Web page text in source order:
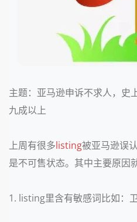
主题：亚马逊申诉不求人，史
九成以上
上周有很多listing被亚马逊误
是不可售状态。其中主要原因就
1. listing里含有敏感词比如：